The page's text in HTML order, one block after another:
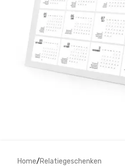
Home/Relatiegeschenken